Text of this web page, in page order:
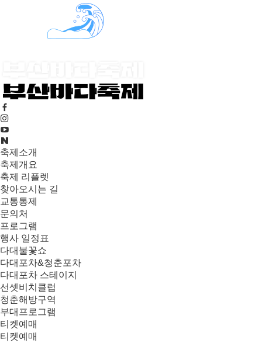
축제소개
축제개요
축제 리플렛
찾아오시는 길
교통통제
문의처
프로그램
행사 일정표
다대불꽃쇼
다대포차&청춘포차
다대포차 스테이지
선셋비치클럽
청춘해방구역
부대프로그램
티켓예매
티켓예매